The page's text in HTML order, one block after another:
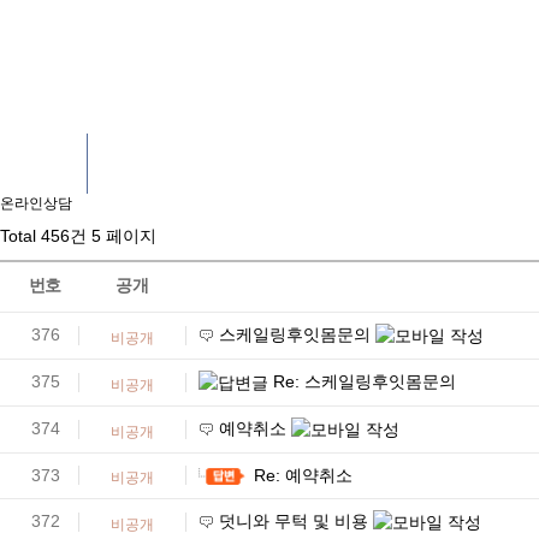
온라인상담
Total 456건 5 페이지
번호 공개
376 비공개 스케일링후잇몸문의
375 비공개 Re: 스케일링후잇몸문의
374 비공개 예약취소
373 비공개 Re: 예약취소
372 비공개 덧니와 무턱 및 비용